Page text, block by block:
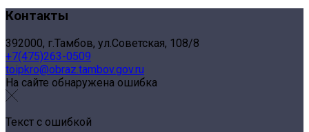
Контакты
392000, г.Тамбов, ул.Советская, 108/8
+7(475)263-0509
toipkro@obraz.tambov.gov.ru
На сайте обнаружена ошибка
Текст с ошибкой